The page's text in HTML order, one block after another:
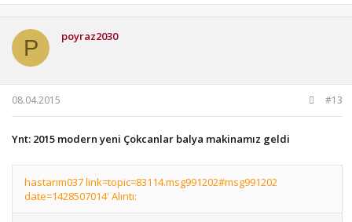
P poyraz2030
08.04.2015 #13
Ynt: 2015 modern yeni Çokcanlar balya makinamız geldi
hastarım037 link=topic=83114.msg991202#msg991202
date=1428507014' Alıntı: